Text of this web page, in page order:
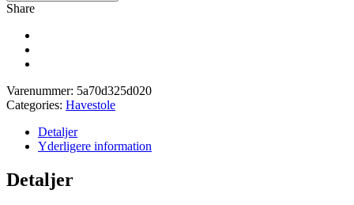
Share
Varenummer: 5a70d325d020
Categories: Havestole
Detaljer
Yderligere information
Detaljer